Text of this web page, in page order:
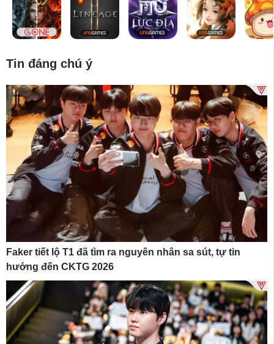
Tin đáng chú ý
Faker tiết lộ T1 đã tìm ra nguyên nhân sa sút, tự tin
hướng đến CKTG 2026